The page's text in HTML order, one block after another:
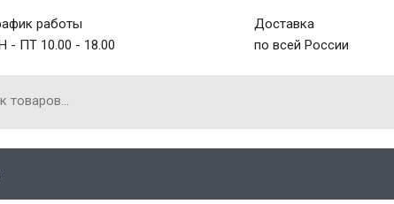
работы
- ПТ 10.00 - 18.00
Доставка
по всей России